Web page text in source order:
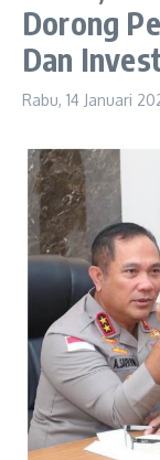
Dorong
Dan
Rabu, 14 Januari